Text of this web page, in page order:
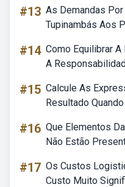
#13 As Demandas
Tupinambás Aos
#14 Como Equilibrar
A
#15 Calcule As
Resultado
#16 Que Elementos
Não Estão
#17 Os Custos
Custo Muito